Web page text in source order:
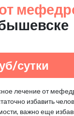
сутки
лечение от
избавить
важно еще